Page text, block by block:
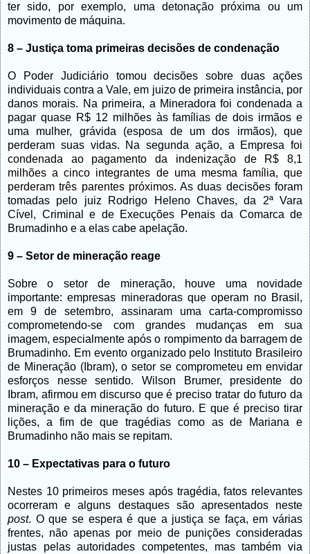
ter sido, por exemplo, uma detonação próxima ou um
movimento de máquina.
8 – Justiça toma primeiras decisões de condenação
O Poder Judiciário tomou decisões sobre duas ações
individuais contra a Vale, em juizo de primeira instância, por
danos morais. Na primeira, a Mineradora foi condenada a
pagar quase R$ 12 milhões às famílias de dois irmãos e
uma mulher, grávida (esposa de um dos irmãos), que
perderam suas vidas. Na segunda ação, a Empresa foi
condenada ao pagamento da indenização de R$ 8,1
milhões a cinco integrantes de uma mesma família, que
perderam três parentes próximos. As duas decisões foram
tomadas pelo juiz Rodrigo Heleno Chaves, da 2ª Vara
Cível, Criminal e de Execuções Penais da Comarca de
Brumadinho e a elas cabe apelação.
9 – Setor de mineração reage
Sobre o setor de mineração, houve uma novidade
importante: empresas mineradoras que operam no Brasil,
em 9 de setembro, assinaram uma carta-compromisso
comprometendo-se com grandes mudanças em sua
imagem, especialmente após o rompimento da barragem de
Brumadinho. Em evento organizado pelo Instituto Brasileiro
de Mineração (Ibram), o setor se comprometeu em envidar
esforços nesse sentido. Wilson Brumer, presidente do
Ibram, afirmou em discurso que é preciso tratar do futuro da
mineração e da mineração do futuro. E que é preciso tirar
lições, a fim de que tragédias como as de Mariana e
Brumadinho não mais se repitam.
10 – Expectativas para o futuro
Nestes 10 primeiros meses após tragédia, fatos relevantes
ocorreram e alguns destaques são apresentados neste
post. O que se espera é que a justiça se faça, em várias
frentes, não apenas por meio de punições consideradas
justas pelas autoridades competentes, mas também via